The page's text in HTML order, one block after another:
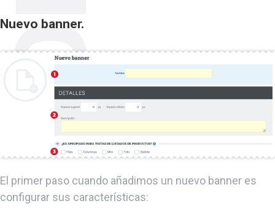
Nuevo banner.
El primer paso cuando añadimos un nuevo banner es
configurar sus características: